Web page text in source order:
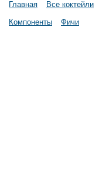
Главная Все коктейли
Компоненты
Фичи